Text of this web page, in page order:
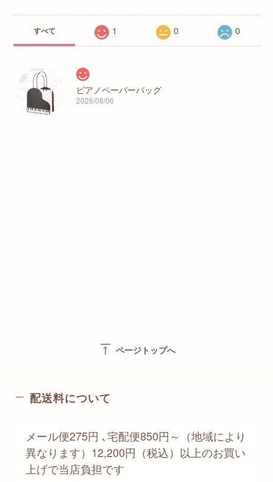
すべて 1 0 0
ピアノペーパーバッグ
2026/08/06
vertical_align_top ページトップへ
配送料について
メール便275円 ､宅配便850円～（地域により
異なります）12,200円（税込）以上のお買い
上げで当店負担です